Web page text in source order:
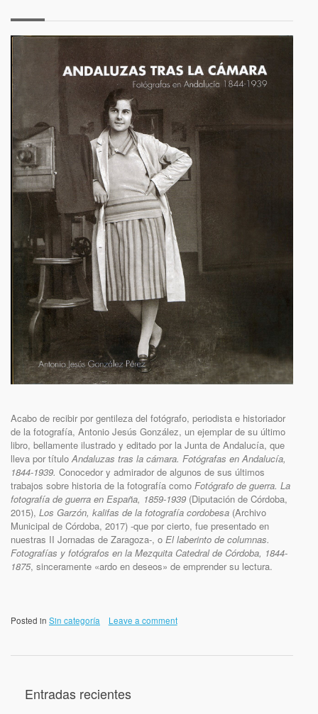
Acabo de recibir por gentileza del fotógrafo, periodista e historiador
de la fotografía, Antonio Jesús González, un ejemplar de su último
libro, bellamente ilustrado y editado por la Junta de Andalucía, que
lleva por título Andaluzas tras la cámara. Fotógrafas en Andalucía,
1844-1939. Conocedor y admirador de algunos de sus últimos
trabajos sobre historia de la fotografía como Fotógrafo de guerra. La
fotografía de guerra en España, 1859-1939 (Diputación de Córdoba,
2015), Los Garzón, kalifas de la fotografía cordobesa (Archivo
Municipal de Córdoba, 2017) -que por cierto, fue presentado en
nuestras II Jornadas de Zaragoza-, o El laberinto de columnas.
Fotografías y fotógrafos en la Mezquita Catedral de Córdoba, 1844-
1875, sinceramente «ardo en deseos» de emprender su lectura.
Posted in Sin categoría Leave a comment
Entradas recientes